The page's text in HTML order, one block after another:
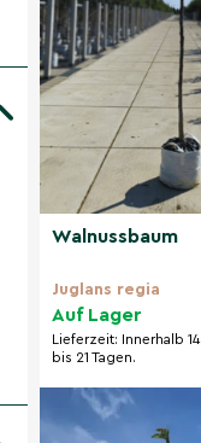
Walnussbaum
Juglans regia
Auf Lager
Lieferzeit: Innerhalb 14
bis 21 Tagen.